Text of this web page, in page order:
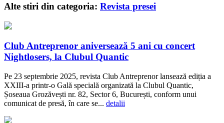
Alte stiri din categoria: Revista presei
Club Antreprenor aniversează 5 ani cu concert
Nightlosers, la Clubul Quantic
Pe 23 septembrie 2025, revista Club Antreprenor lansează ediția a
XXIII-a printr-o Gală specială organizată la Clubul Quantic,
Șoseaua Grozăvești nr. 82, Sector 6, București, conform unui
comunicat de presă, în care se... detalii